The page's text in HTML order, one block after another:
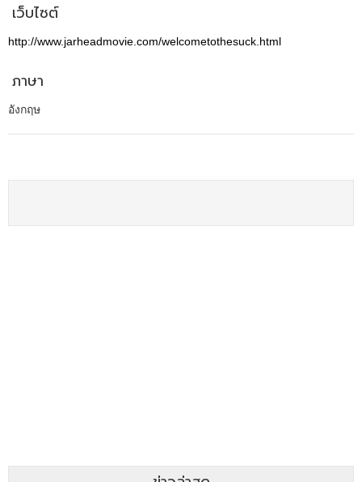
เว็บไซต์
http://www.jarheadmovie.com/welcometothesuck.html
ภาษา
อังกฤษ